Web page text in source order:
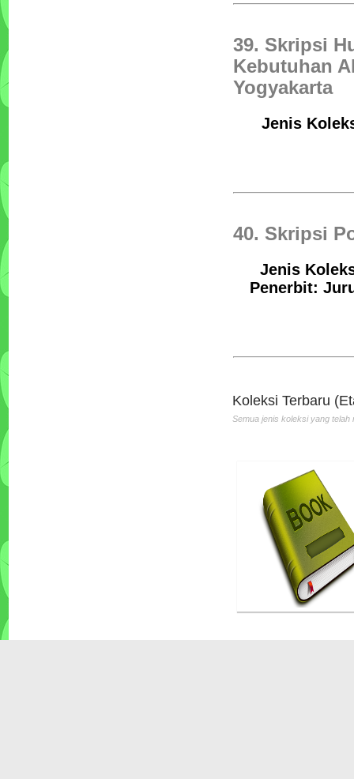
39. Skripsi
Kebutuhan
Yogyakarta
Jenis
40. Skripsi
Jenis
Penerbit:
Koleksi Terbaru
Semua jenis koleksi yang telah